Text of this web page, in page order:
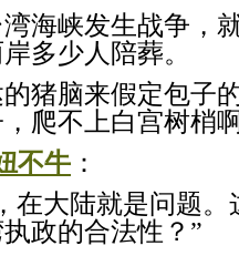
海峡发生战争，
多少人陪葬。
猪脑来假定包子
爬不上白宫树梢
不牛 ：
在大陆就是问题
政的合法性？”